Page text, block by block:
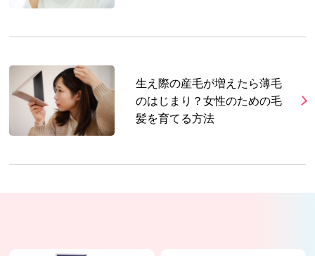
生え際の産毛が増えたら薄毛
のはじまり？女性のための毛
髪を育てる方法